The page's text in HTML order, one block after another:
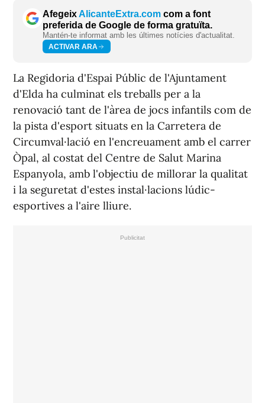
AfegeixAlicanteExtra.com com a font
preferida de Google de forma gratuïta.
Mantén-te informat amb les últimes notícies d'actualitat.
ACTIVAR ARA
La Regidoria d'Espai Públic de l'Ajuntament
d'Elda ha culminat els treballs per a la
renovació tant de l'àrea de jocs infantils com de
la pista d'esport situats en la Carretera de
Circumval·lació en l'encreuament amb el carrer
Òpal, al costat del Centre de Salut Marina
Espanyola, amb l'objectiu de millorar la qualitat
i la seguretat d'estes instal·lacions lúdic-
esportives a l'aire lliure.